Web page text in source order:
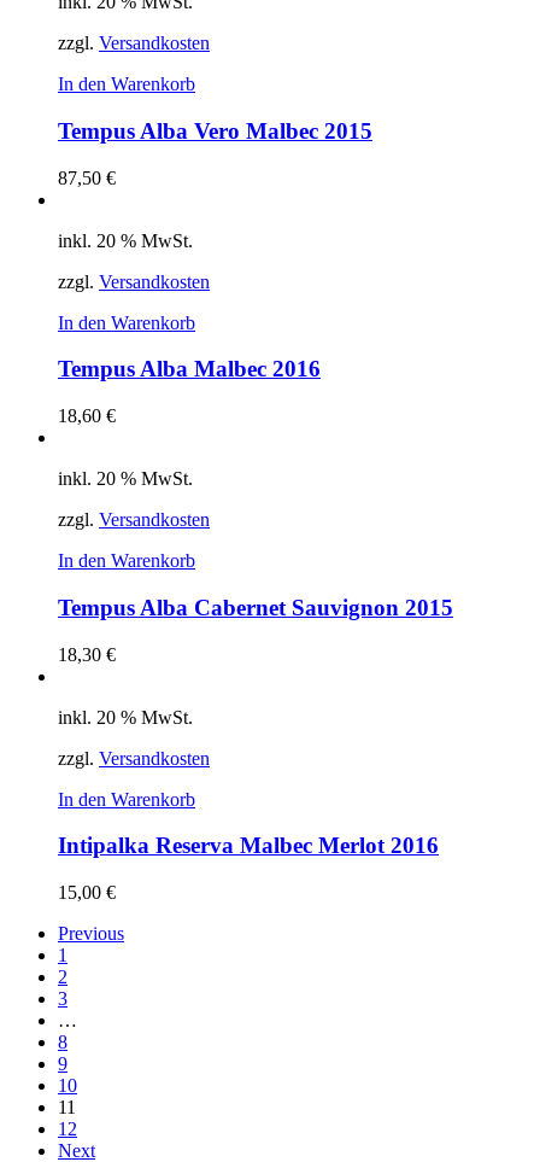
zzgl. Versandkosten
In den Warenkorb
Tempus Alba Vero Malbec 2015
87,50 €
inkl. 20 % MwSt.
zzgl. Versandkosten
In den Warenkorb
Tempus Alba Malbec 2016
18,60 €
inkl. 20 % MwSt.
zzgl. Versandkosten
In den Warenkorb
Tempus Alba Cabernet Sauvignon 2015
18,30 €
inkl. 20 % MwSt.
zzgl. Versandkosten
In den Warenkorb
Intipalka Reserva Malbec Merlot 2016
15,00 €
Previous
1
2
3
…
8
9
10
11
12
Next